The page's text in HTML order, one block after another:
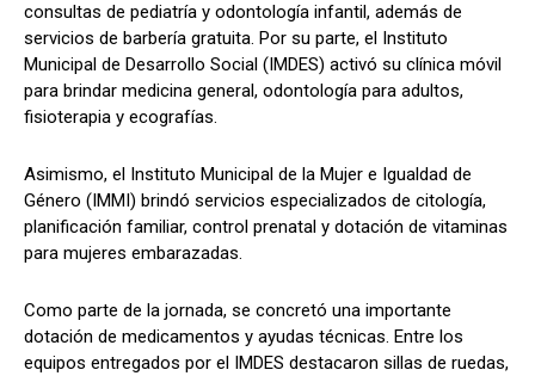
consultas de pediatría y odontología infantil, además de
servicios de barbería gratuita. Por su parte, el Instituto
Municipal de Desarrollo Social (IMDES) activó su clínica móvil
para brindar medicina general, odontología para adultos,
fisioterapia y ecografías.
Asimismo, el Instituto Municipal de la Mujer e Igualdad de
Género (IMMI) brindó servicios especializados de citología,
planificación familiar, control prenatal y dotación de vitaminas
para mujeres embarazadas.
Como parte de la jornada, se concretó una importante
dotación de medicamentos y ayudas técnicas. Entre los
equipos entregados por el IMDES destacaron sillas de ruedas,